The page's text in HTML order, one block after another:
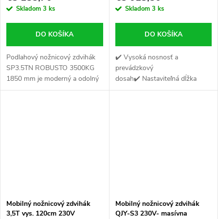
Skladom 3 ks
DO KOŠÍKA
Podlahový nožnicový zdvihák
SP3.5TN ROBUSTO 3500KG
1850 mm je moderný a odolný
zdvihák s nosnosťou až 3500
Skladom 3 ks
DO KOŠÍKA
✔️ Vysoká nosnosť a
prevádzkový
dosah✔️ Nastaviteľná dĺžka
plošiny✔️ Tichá prevádzka
Mobilný nožnicový zdvihák
3,5T vys. 120cm 230V
Mobilný nožnicový zdvihák
QJY-S3 230V- masívna